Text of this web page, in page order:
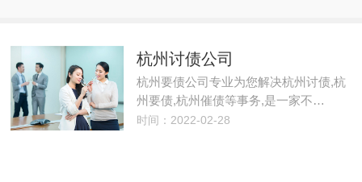
杭州讨债公司
杭州要债公司专业为您解决杭州讨债,杭
州要债,杭州催债等事务,是一家不…
时间：2022-02-28